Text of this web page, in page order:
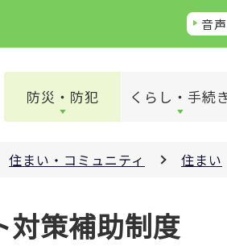
音
防災・防犯 くらし・手続
住まい・コミュニティ 住まい
対策補助制度